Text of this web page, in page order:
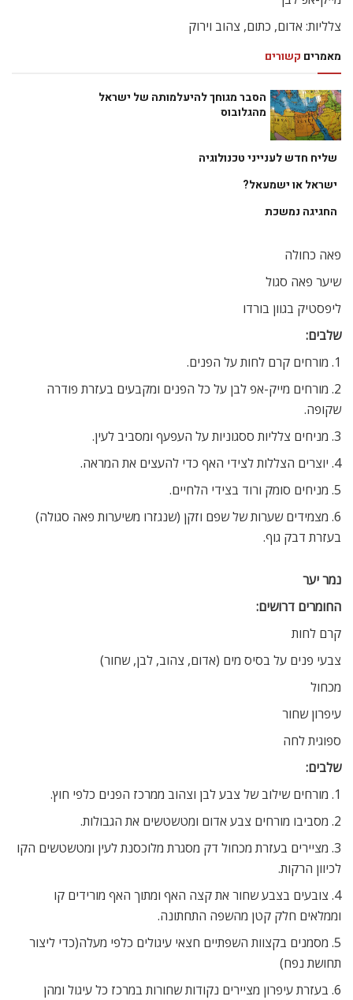
צלליות: אדום, כתום, צהוב וירוק
מאמרים קשורים
הסבר מגוחך להיעלמותה של ישראל
מהגלובוס
שליח חדש לענייני טכנולוגיה
ישראל או ישמעאל?
החגיגה נמשכת
פאה כחולה
שיער פאה סגול
ליפסטיק בגוון בורדו
שלבים:
1. מורחים קרם לחות על הפנים.
2. מורחים מייק-אפ לבן על כל הפנים ומקבעים בעזרת פודרה
שקופה.
3. מניחים צלליות ססגוניות על העפעף ומסביב לעין.
4. יוצרים הצללות לצידי האף כדי להעצים את המראה.
5. מניחים סומק ורוד בצידי הלחיים.
6. מצמידים שערות של שפם וזקן (שנגזרו משיערות פאה סגולה)
בעזרת דבק גוף.
נמר יער
החומרים דרושים:
קרם לחות
צבעי פנים על בסיס מים (אדום, צהוב, לבן, שחור)
מכחול
עיפרון שחור
ספוגית לחה
שלבים:
1. מורחים שילוב של צבע לבן וצהוב ממרכז הפנים כלפי חוץ.
2. מסביבו מורחים צבע אדום ומטשטשים את הגבולות.
3. מציירים בעזרת מכחול דק מסגרת מלוכסנת לעין ומטשטשים הקו
לכיוון הרקות.
4. צובעים בצבע שחור את קצה האף ומתוך האף מורידים קו
וממלאים חלק קטן מהשפה התחתונה.
5. מסמנים בקצוות השפתיים חצאי עיגולים כלפי מעלה(כדי ליצור
תחושת נפח)
6. בעזרת עיפרון מציירים נקודות שחורות במרכז כל עיגול ומהן